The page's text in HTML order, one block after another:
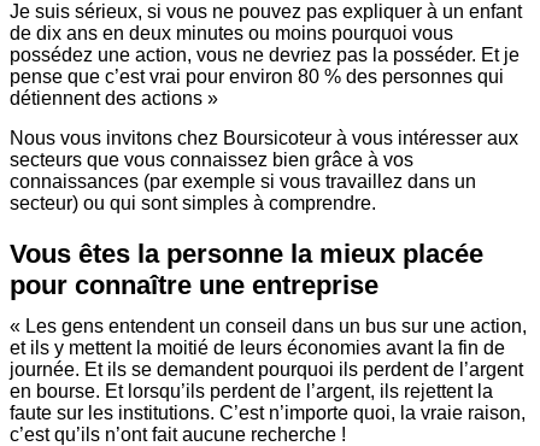
Je suis sérieux, si vous ne pouvez pas expliquer à un enfant
de dix ans en deux minutes ou moins pourquoi vous
possédez une action, vous ne devriez pas la posséder. Et je
pense que c’est vrai pour environ 80 % des personnes qui
détiennent des actions »
Nous vous invitons chez Boursicoteur à vous intéresser aux
secteurs que vous connaissez bien grâce à vos
connaissances (par exemple si vous travaillez dans un
secteur) ou qui sont simples à comprendre.
Vous êtes la personne la mieux placée
pour connaître une entreprise
« Les gens entendent un conseil dans un bus sur une action,
et ils y mettent la moitié de leurs économies avant la fin de
journée. Et ils se demandent pourquoi ils perdent de l’argent
en bourse. Et lorsqu’ils perdent de l’argent, ils rejettent la
faute sur les institutions. C’est n’importe quoi, la vraie raison,
c’est qu’ils n’ont fait aucune recherche !